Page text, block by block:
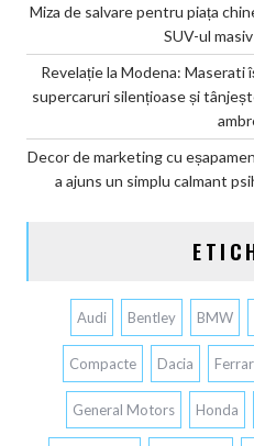
Miza de salvare pentru piața
SUV-ul
Revelație la Modena: Maserati
supercaruri silențioase și
Decor de marketing cu
a ajuns un simplu calmant
Audi Bentley BMW
Compacte Dacia
General Motors Honda